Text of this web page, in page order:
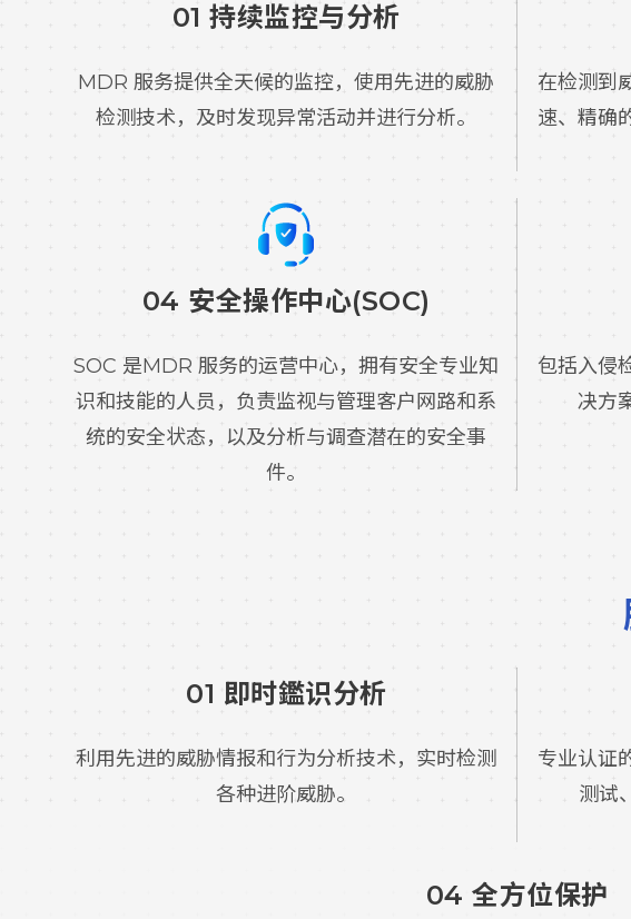
01 持续监控与分析
MDR 服务提供全天候的监控，使用先进的威胁
检测技术，及时发现异常活动并进行分析。
在检测到
速、精确
04 安全操作中心(SOC)
SOC 是MDR 服务的运营中心，拥有安全专业知
识和技能的人员，负责监视与管理客户网路和系
统的安全状态，以及分析与调查潜在的安全事
件。
包括入侵
决方
01 即时鑑识分析
利用先进的威胁情报和行为分析技术，实时检测
各种进阶威胁。
专业认证
测试
04 全方位保护